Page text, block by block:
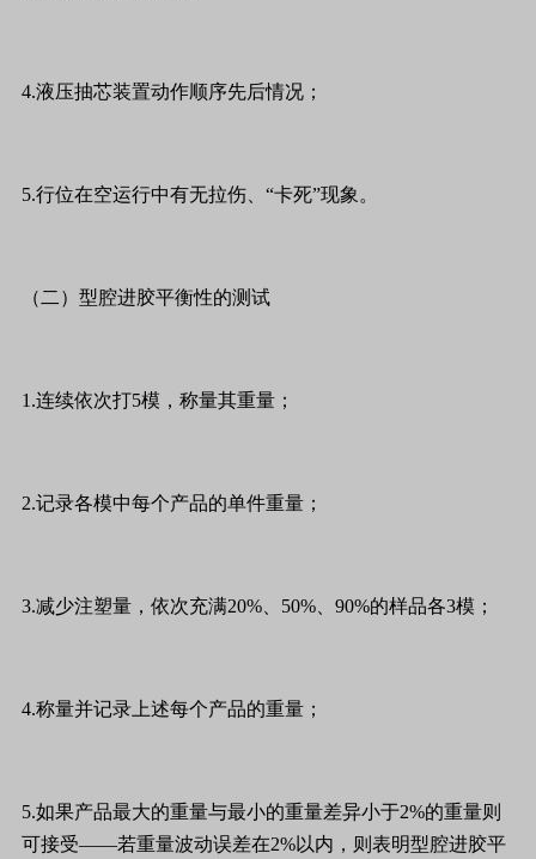
4.液压抽芯装置动作顺序先后情况；
5.行位在空运行中有无拉伤、“卡死”现象。
（二）型腔进胶平衡性的测试
1.连续依次打5模，称量其重量；
2.记录各模中每个产品的单件重量；
3.减少注塑量，依次充满20%、50%、90%的样品各3模；
4.称量并记录上述每个产品的重量；
5.如果产品最大的重量与最小的重量差异小于2%的重量则
可接受——若重量波动误差在2%以内，则表明型腔进胶平